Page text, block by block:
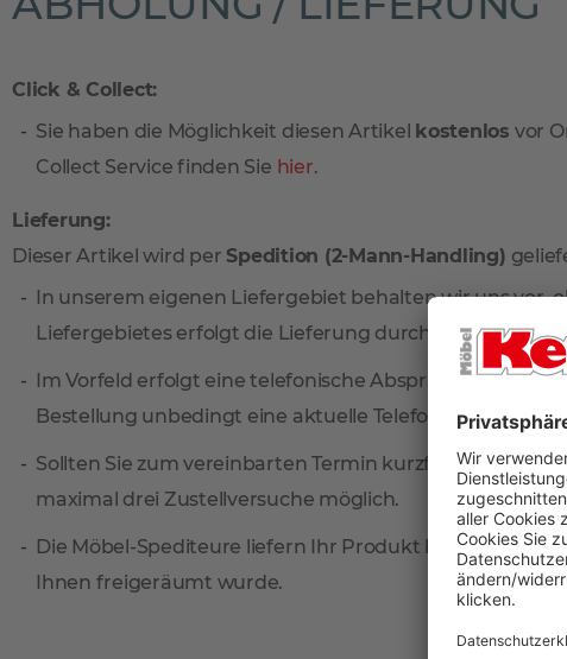
Click & Collect:
Sie haben die Möglichkeit diesen Artikel kostenlos vor
Collect Service finden Sie hier.
Lieferung:
Dieser Artikel wird per Spedition (2-Mann-Handling)
In unserem eigenen Liefergebiet behalten wir uns vor,
Liefergebietes erfolgt die Lieferung durch unseren
Im Vorfeld erfolgt eine telefonische Absprache zum
Bestellung unbedingt eine aktuelle Telefonnummer an!
Sollten Sie zum vereinbarten Termin kurzfristig
maximal drei Zustellversuche möglich.
Die Möbel-Spediteure liefern Ihr Produkt bis zum
Ihnen freigeräumt wurde.